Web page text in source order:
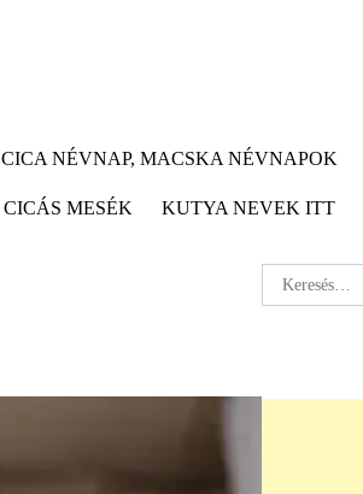
CICA NÉVNAP, MACSKA NÉVNAPOK
CICÁS MESÉK KUTYA NEVEK ITT
Keresés: